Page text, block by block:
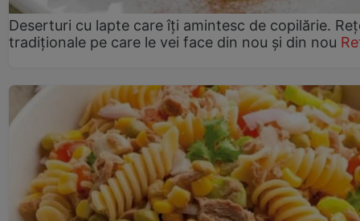
Deserturi cu lapte care îți amintesc de copilărie.
tradiționale pe care le vei face din nou și din nou